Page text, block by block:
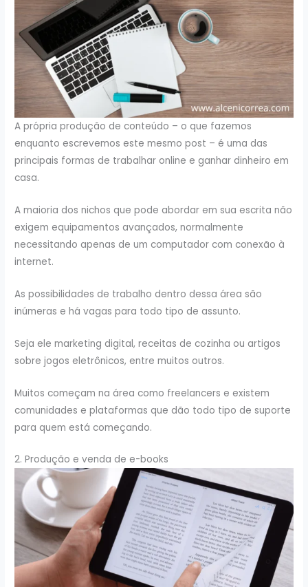
A própria produção de conteúdo – o que fazemos
enquanto escrevemos este mesmo post – é uma das
principais formas de trabalhar online e ganhar dinheiro em
casa.
A maioria dos nichos que pode abordar em sua escrita não
exigem equipamentos avançados, normalmente
necessitando apenas de um computador com conexão à
internet.
As possibilidades de trabalho dentro dessa área são
inúmeras e há vagas para todo tipo de assunto.
Seja ele marketing digital, receitas de cozinha ou artigos
sobre jogos eletrônicos, entre muitos outros.
Muitos começam na área como freelancers e existem
comunidades e plataformas que dão todo tipo de suporte
para quem está começando.
2. Produção e venda de e-books